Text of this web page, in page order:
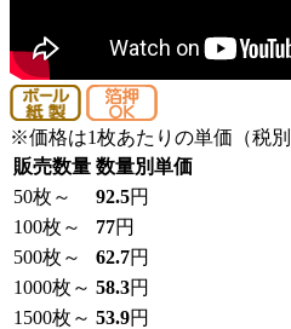
※価格は1枚あたりの単価（税別
販売数量 数量別単価
50枚～ 92.5円
100枚～ 77円
500枚～ 62.7円
1000枚～ 58.3円
1500枚～ 53.9円